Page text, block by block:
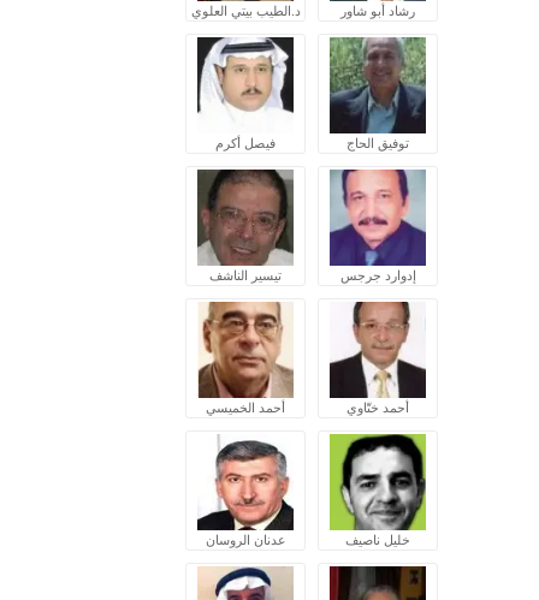
رشاد أبو شاور د.الطيب بيتي العلوي
توفيق الحاج فيصل أكرم
إدوارد جرجس تيسير الناشف
أحمد ختّاوي أحمد الخميسي
خليل ناصيف عدنان الروسان